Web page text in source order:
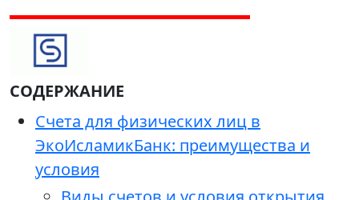
СОДЕРЖАНИЕ
Счета для физических лиц в
ЭкоИсламикБанк: преимущества и
условия